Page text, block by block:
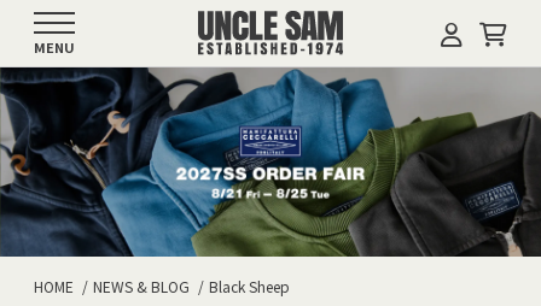
MENU
HOME NEWS & BLOG Black Sheep